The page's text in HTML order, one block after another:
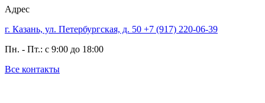
Адрес
г. Казань, ул. Петербургская, д. 50 +7 (917) 220-06-39
Пн. - Пт.: с 9:00 до 18:00
Все контакты